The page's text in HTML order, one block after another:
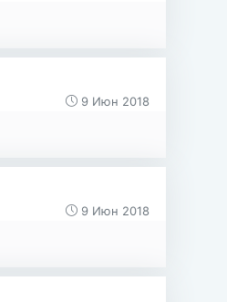
9 Июн 2018
9 Июн 2018